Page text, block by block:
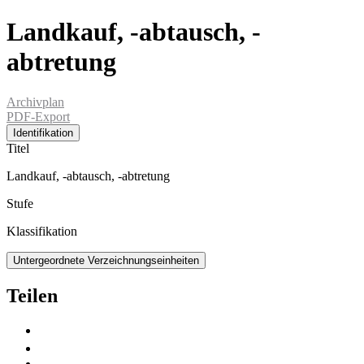
Landkauf, -abtausch, -
abtretung
Archivplan
PDF-Export
Identifikation
Titel
Landkauf, -abtausch, -abtretung
Stufe
Klassifikation
Untergeordnete Verzeichnungseinheiten
Teilen